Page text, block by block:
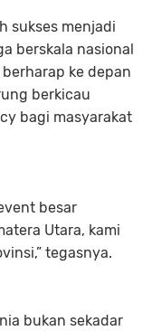
sukses menjadi
berskala nasional
ke depan
berkicau
bagi masyarakat
besar
Utara, kami
tegasnya.
bukan sekadar